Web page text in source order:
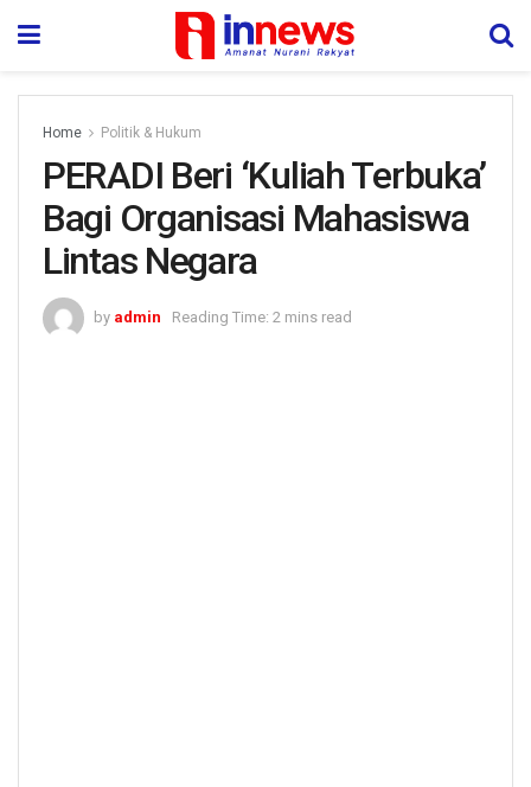
Home Politik & Hukum
PERADI Beri ‘Kuliah Terbuka’
Bagi Organisasi Mahasiswa
Lintas Negara
by admin Reading Time: 2 mins read